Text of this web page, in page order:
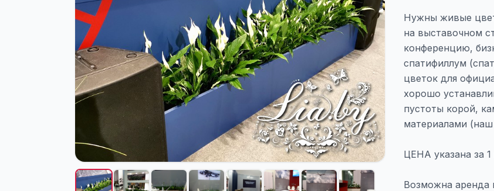
Нужны живые
на выставочном
конференцию,
спатифиллум
цветок для
хорошо
пустоты корой,
материалами (наш
ЦЕНА указана за 1
Возможна аренда